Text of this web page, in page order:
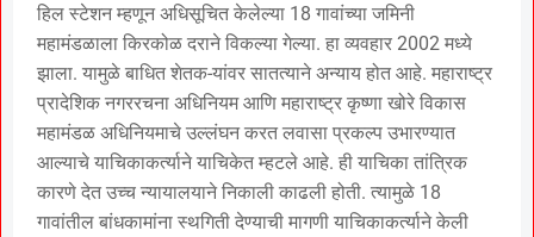
हिल स्टेशन म्हणून अधिसूचित केलेल्या 18 गावांच्या जमिनी
महामंडळाला किरकोळ दराने विकल्या गेल्या. हा व्यवहार 2002 मध्ये
झाला. यामुळे बाधित शेतक-यांवर सातत्याने अन्याय होत आहे. महाराष्ट्र
प्रादेशिक नगररचना अधिनियम आणि महाराष्ट्र कृष्णा खोरे विकास
महामंडळ अधिनियमाचे उल्लंघन करत लवासा प्रकल्प उभारण्यात
आल्याचे याचिकाकर्त्याने याचिकेत म्हटले आहे. ही याचिका तांत्रिक
कारणे देत उच्च न्यायालयाने निकाली काढली होती. त्यामुळे 18
गावांतील बांधकामांना स्थगिती देण्याची मागणी याचिकाकर्त्याने केली